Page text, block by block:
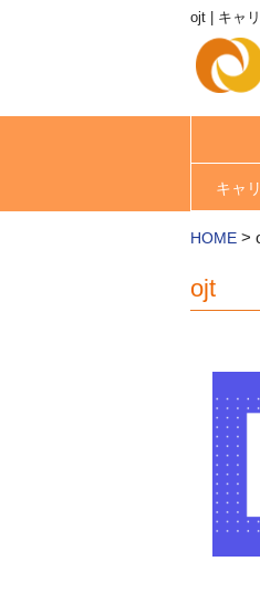
ojt | キャ
キャ
HOME >
ojt